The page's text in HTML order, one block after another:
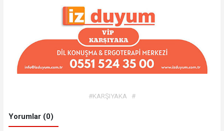
#KARŞIYAKA #
Yorumlar (0)